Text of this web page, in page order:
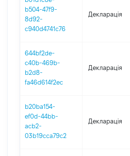
b504-47f9-
8d92-
c940d4741c76
Декларація
644bf2de-
c40b-469b-
b2d8-
fa46d614f2ec
Декларація
b20ba154-
ef0d-44bb-
acb2-
03b19cca79c2
Декларація